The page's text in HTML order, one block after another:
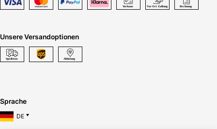
Unsere Versandoptionen
Sprache
DE